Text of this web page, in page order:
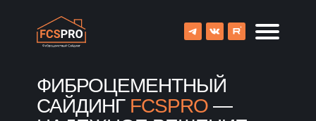
ФИБРОЦЕМЕНТНЫЙ
САЙДИНГFCSPRO —